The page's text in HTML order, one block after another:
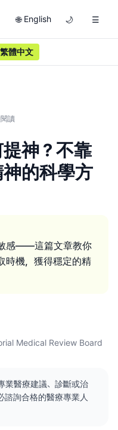
🌐 English 🌙 ☰
繁體中文
讀
神？不靠
的科學方
感——這篇文章教你
時機，獲得穩定的精
Medical Review Board
業醫療建議、診斷或治
諮詢合格的醫療專業人